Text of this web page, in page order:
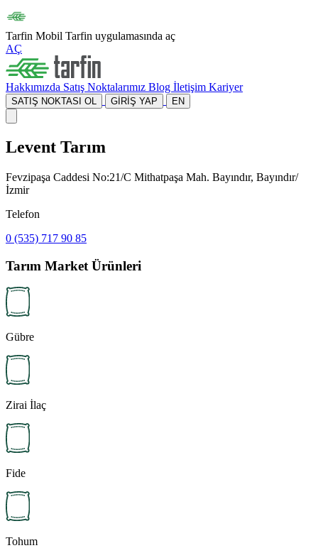
Tarfin Mobil Tarfin uygulamasında aç
AÇ
Hakkımızda Satış Noktalarımız Blog İletişim Kariyer
SATIŞ NOKTASI OL GİRİŞ YAP EN
Levent Tarım
Fevzipaşa Caddesi No:21/C Mithatpaşa Mah. Bayındır, Bayındır/
İzmir
Telefon
0 (535) 717 90 85
Tarım Market Ürünleri
Gübre
Zirai İlaç
Fide
Tohum